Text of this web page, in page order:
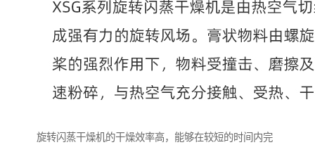
旋转闪蒸干燥机的干燥效率高，能够在较短的时间内完